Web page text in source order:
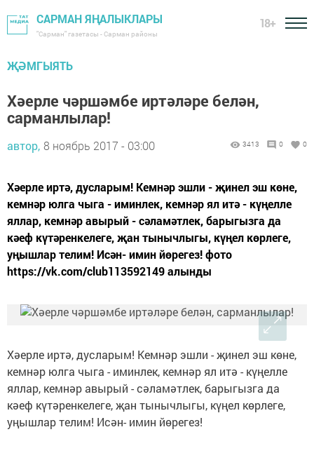
САРМАН ЯҢАЛЫКЛАРЫ
"Сарман" газетасы - Сарман районы
18+
ҖӘМГЫЯТЬ
Хәерле чәршәмбе иртәләре белән,
сарманлылар!
автор, 8 ноябрь 2017 - 03:00 3413 0 0
Хәерле иртә, дусларым! Кемнәр эшли - җинел эш көне,
кемнәр юлга чыга - иминлек, кемнәр ял итә - күңелле
яллар, кемнәр авырый - сәламәтлек, барыгызга да
кәеф күтәренкелеге, җан тынычлыгы, күңел көрлеге,
уңышлар телим! Исән- имин йөрегез! фото
https://vk.com/club113592149 алынды
Хәерле иртә, дусларым! Кемнәр эшли - җинел эш көне,
кемнәр юлга чыга - иминлек, кемнәр ял итә - күңелле
яллар, кемнәр авырый - сәламәтлек, барыгызга да
кәеф күтәренкелеге, җан тынычлыгы, күңел көрлеге,
уңышлар телим! Исән- имин йөрегез!